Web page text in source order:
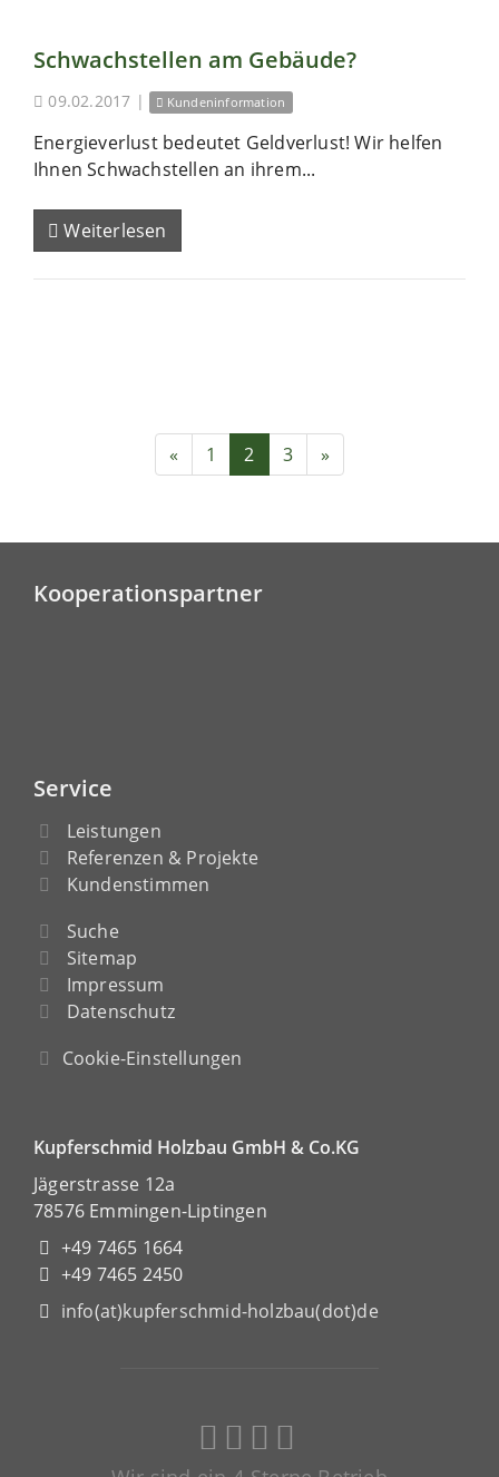
Schwachstellen am Gebäude?
09.02.2017 | Kundeninformation
Energieverlust bedeutet Geldverlust! Wir helfen
Ihnen Schwachstellen an ihrem...
Weiterlesen
« 1 2 3 »
Kooperationspartner
Service
Leistungen
Referenzen & Projekte
Kundenstimmen
Suche
Sitemap
Impressum
Datenschutz
Cookie-Einstellungen
Kupferschmid Holzbau GmbH & Co.KG
Jägerstrasse 12a
78576 Emmingen-Liptingen
+49 7465 1664
+49 7465 2450
info(at)kupferschmid-holzbau(dot)de